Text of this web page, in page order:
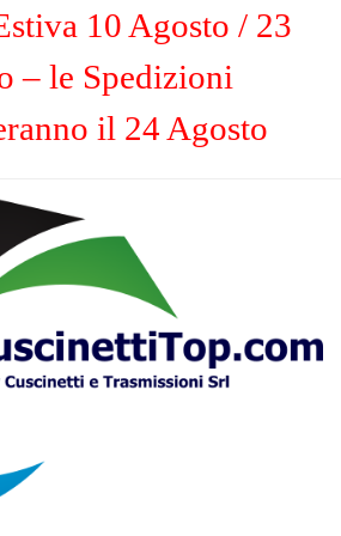
10 Agosto / 23
– le Spedizioni
il 24 Agosto